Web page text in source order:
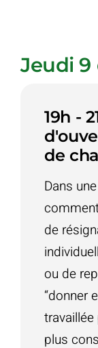
Jeudi
19h -
de
Dans
de
ou de
“donner
plus